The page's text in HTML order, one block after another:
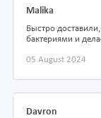
Malika
Быстро
бактериями и
05 August 2024
Davron